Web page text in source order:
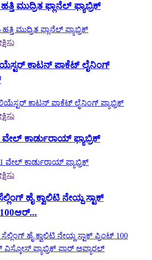
ಮುದ್ರಿತ ಫ್ಲಾನೆಲ್ ಫ್ಯಾಬ್ರಿಕ್
ಕಾಟನ್ ಪಾಕೆಟ್ ಲೈನಿಂಗ್
ವೇಲ್ ಕಾರ್ಡುರಾಯ್ ಫ್ಯಾಬ್ರಿಕ್
ಹೈ ಕ್ವಾಲಿಟಿ ನೇಯ್ದ ಸ್ಟಾಕ್